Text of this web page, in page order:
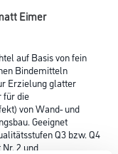
Eimer
auf Basis von fein
Bindemitteln
Erzielung glatter
für die
von Wand- und
Geeignet
Q3 bzw. Q4
2 und